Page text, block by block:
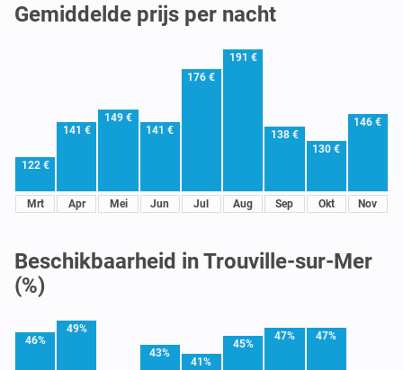
Gemiddelde prijs per nacht
122 €
Mrt
141 €
Apr
149 €
Mei
141 €
Jun
176 €
Jul
191 €
Aug
138 €
Sep
130 €
Okt
146 €
Nov
Beschikbaarheid in Trouville-sur-Mer
(%)
46%
49%
43%
41%
45%
47% 47%